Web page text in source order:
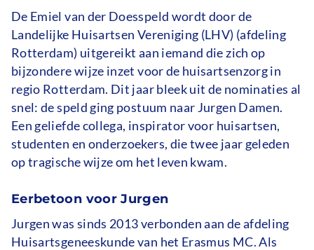
De Emiel van der Doesspeld wordt door de
Landelijke Huisartsen Vereniging (LHV) (afdeling
Rotterdam) uitgereikt aan iemand die zich op
bijzondere wijze inzet voor de huisartsenzorg in
regio Rotterdam. Dit jaar bleek uit de nominaties al
snel: de speld ging postuum naar Jurgen Damen.
Een geliefde collega, inspirator voor huisartsen,
studenten en onderzoekers, die twee jaar geleden
op tragische wijze om het leven kwam.
Eerbetoon voor Jurgen
Jurgen was sinds 2013 verbonden aan de afdeling
Huisartsgeneeskunde van het Erasmus MC. Als